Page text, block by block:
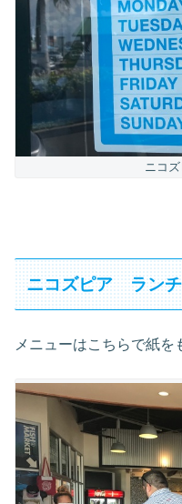
ニコ
ニコズピア ランチ
メニューはこちらで紙を